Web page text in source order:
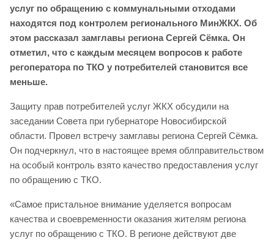
услуг по обращению с коммунальными отходами
находятся под контролем регионального МинЖКХ. Об
этом рассказал замглавы региона Сергей Сёмка. Он
отметил, что с каждым месяцем вопросов к работе
регоператора по ТКО у потребителей становится все
меньше.
Защиту прав потребителей услуг ЖКХ обсудили на
заседании Совета при губернаторе Новосибирской
области. Провел встречу замглавы региона Сергей Сёмка.
Он подчеркнул, что в настоящее время облправительством
на особый контроль взято качество предоставления услуг
по обращению с ТКО.
«Самое пристальное внимание уделяется вопросам
качества и своевременности оказания жителям региона
услуг по обращению с ТКО. В регионе действуют две